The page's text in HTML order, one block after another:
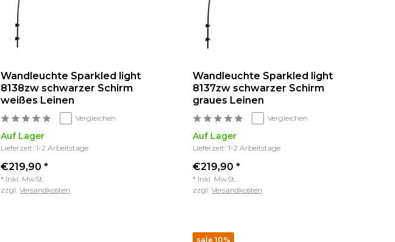
Wandleuchte Sparkled light
8138zw schwarzer Schirm
weißes Leinen
Vergleichen
Auf Lager
Lieferzeit: 1-2 Arbeitstage
€219,90 *
* Inkl. MwSt.
zzgl. Versandkosten
Wandleuchte Sparkled light
8137zw schwarzer Schirm
graues Leinen
Vergleichen
Auf Lager
Lieferzeit: 1-2 Arbeitstage
€219,90 *
* Inkl. MwSt.
zzgl. Versandkosten
sale 10%